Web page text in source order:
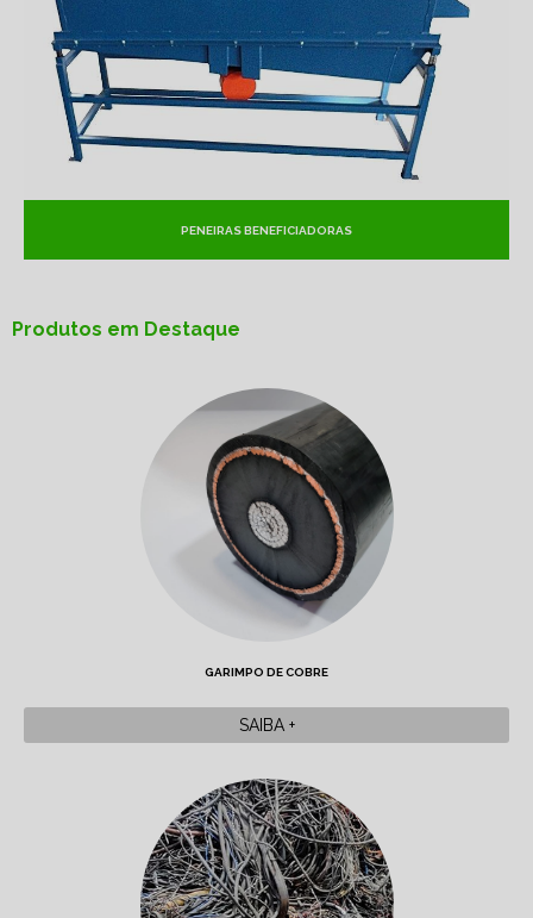
PENEIRAS BENEFICIADORAS
Produtos em Destaque
GARIMPO DE COBRE
SAIBA +